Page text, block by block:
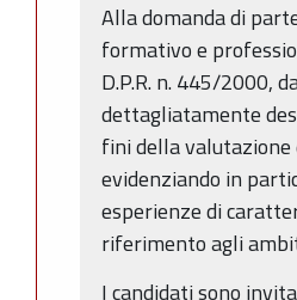
Alla domanda di
formativo e
D.P.R. n. 445/2000,
dettagliatamente
fini della
evidenziando in
esperienze di
riferimento agli
I candidati sono